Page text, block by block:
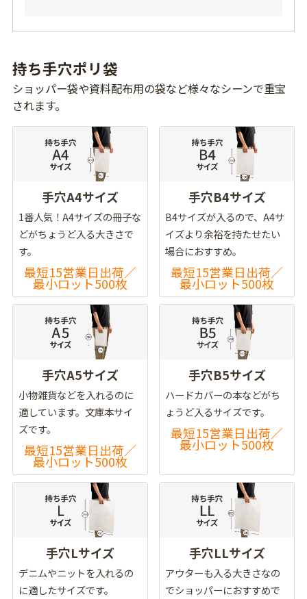
持ち手穴ポリ袋
ショッパー袋や資料配布用の袋など様々なシーンで重宝
されます。
手穴A4サイズ
1番人気！A4サイズの冊子な
どがちょうど入る大きさで
す。
最短15営業日出荷／
最小ロット500枚
手穴B4サイズ
B4サイズが入るので、A4サ
イズより余裕を持たせたい
場合におすすめ。
最短15営業日出荷／
最小ロット500枚
手穴A5サイズ
小物雑貨などを入れるのに
適しています。文庫本サイ
ズです。
最短15営業日出荷／
最小ロット500枚
手穴B5サイズ
ハードカバーの本などがち
ょうど入るサイズです。
最短15営業日出荷／
最小ロット500枚
手穴Lサイズ
デニムやニットを入れるの
に適したサイズです。
手穴LLサイズ
アウターも入る大きさなの
でショッパーにおすすめで